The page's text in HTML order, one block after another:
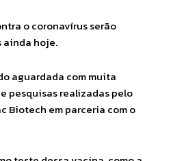
o coronavírus serão
ainda hoje.
aguardada com muita
pesquisas realizadas pelo
Biotech em parceria com o